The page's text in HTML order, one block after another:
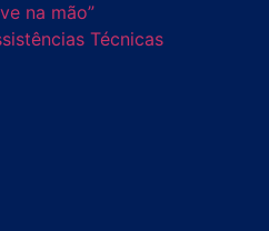
na mão”
Técnicas